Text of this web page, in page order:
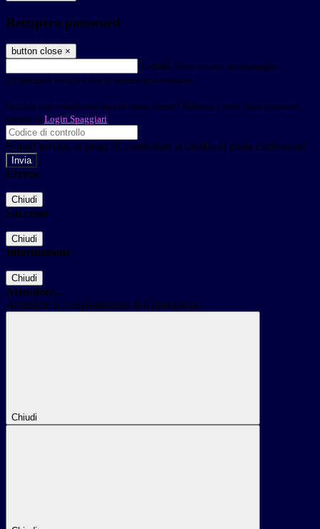
Recupero password
button close ×
E-mail Verrà inviato un messaggio
all'indirizzo indicato con le istruzioni necessarie.
Non hai una e-mail associata al nome utente? Effettua il reset della password
tramite la Login Spaggiari
E-mail inviata, si prega di controllare la casella di posta elettronica!
Errore
Chiudi
Successo
Chiudi
Informazione
Chiudi
Attendere...
Attendere il completamento dell'operazione...
Chiudi